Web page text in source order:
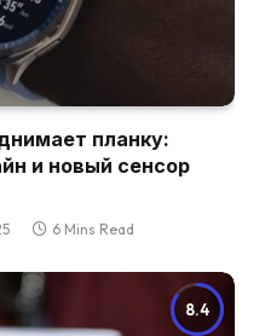
планку:
и новый сенсор
6 Mins Read
8.4